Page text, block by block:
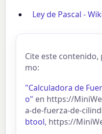
Ley de Pascal -
Cite este
mo:
"Calculadora de
o" en https://
a-de-fuerza-de-
btool, https://